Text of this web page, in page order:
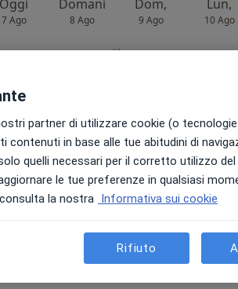
Oggi
7 Ago
Domani
8 Ago
Dom,
9 Ago
Lun,
10 Ago
9 Ago 10 Ago
partner di utilizzare cookie (o
in base alle tue abitudini di
quelli necessari per il corretto utilizzo
le tue preferenze in qualsiasi
la nostra Informativa sui cookie
Rifiuto